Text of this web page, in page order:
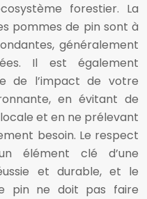
forestier. La
pommes de pin sont à
généralement
Il est également
de l’impact de votre
en évitant de
et en ne prélevant
besoin. Le respect
élément clé d’une
et durable, et le
pin ne doit pas faire